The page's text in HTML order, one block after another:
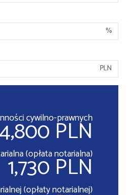
%
PLN
cywilno-prawnych
4,800 PLN
(opłata notarialna)
1,730 PLN
(opłaty notarialnej)